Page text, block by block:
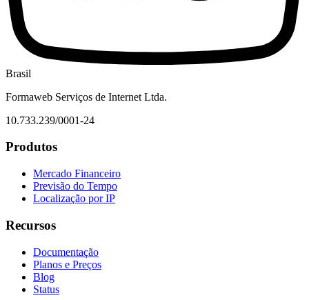
Brasil
Formaweb Serviços de Internet Ltda.
10.733.239/0001-24
Produtos
Mercado Financeiro
Previsão do Tempo
Localização por IP
Recursos
Documentação
Planos e Preços
Blog
Status